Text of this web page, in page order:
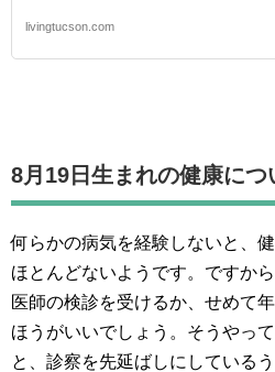
livingtucson.com
8月19日生まれの健康につ
何らかの病気を経験しないと、
ほとんどないようです。ですか
医師の検診を受けるか、せめて
ほうがいいでしょう。そうやっ
と、診察を先延ばしにしている